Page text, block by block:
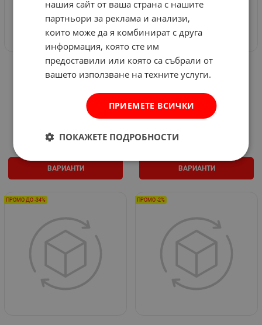
Зимен работен
полугащеризон PRISMA
Арт.№: Vo576799
€
ВАРИАНТИ
Работен полугащеризон
PRISMA REFLEX BIBPANTS
Арт.№: Vo576769
33.69 €
ВАРИАНТИ
ПРОМО ДО -34% ПРОМО -2%
нашия сайт от ваша страна с нашите
партньори за реклама и анализи,
които може да я комбинират с друга
информация, която сте им
предоставили или която са събрали от
вашето използване на техните услуги.
ПРИЕМЕТЕ ВСИЧКИ
ПОКАЖЕТЕ ПОДРОБНОСТИ